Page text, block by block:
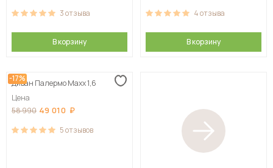
3отзыва
В корзину
4отзыва
В корзину
-17%
Диван Палермо Maxx 1,6
Цена
58 990 49 010
5отзывов